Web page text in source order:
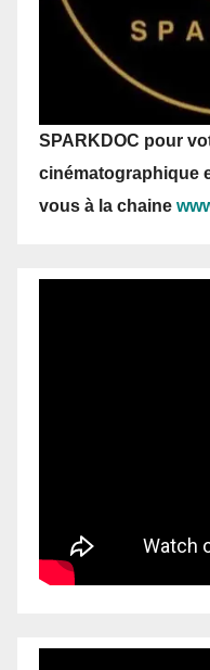
SPARKDOC pour
cinématographique
vous à la chaine